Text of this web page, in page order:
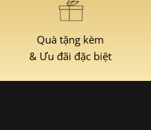
Quà tặng kèm
& Ưu đãi đặc biệt